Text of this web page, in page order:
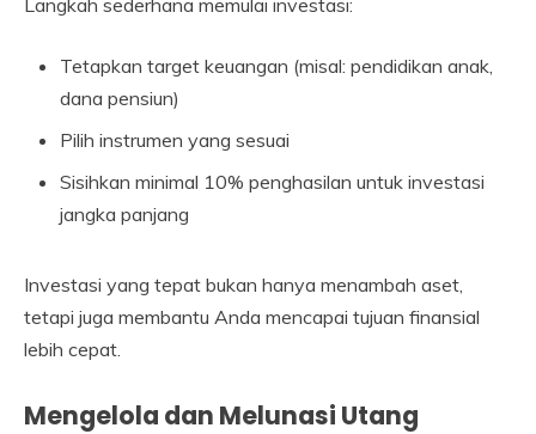
Tetapkan target keuangan (misal: pendidikan anak,
dana pensiun)
Pilih instrumen yang sesuai
Sisihkan minimal 10% penghasilan untuk investasi
jangka panjang
Investasi yang tepat bukan hanya menambah aset,
tetapi juga membantu Anda mencapai tujuan finansial
lebih cepat.
Mengelola dan Melunasi Utang